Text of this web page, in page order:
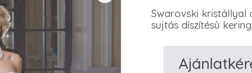
Swarovski kristállyal
sujtás díszítésû